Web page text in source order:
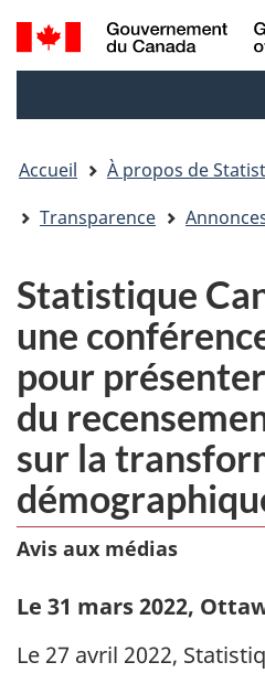
à
Recherche
et
Accueil
À propos de
Transparence
Statistique
une
pour
du
sur la
Avis aux médias
Le 31 mars 2022,
Le 27 avril 2022,